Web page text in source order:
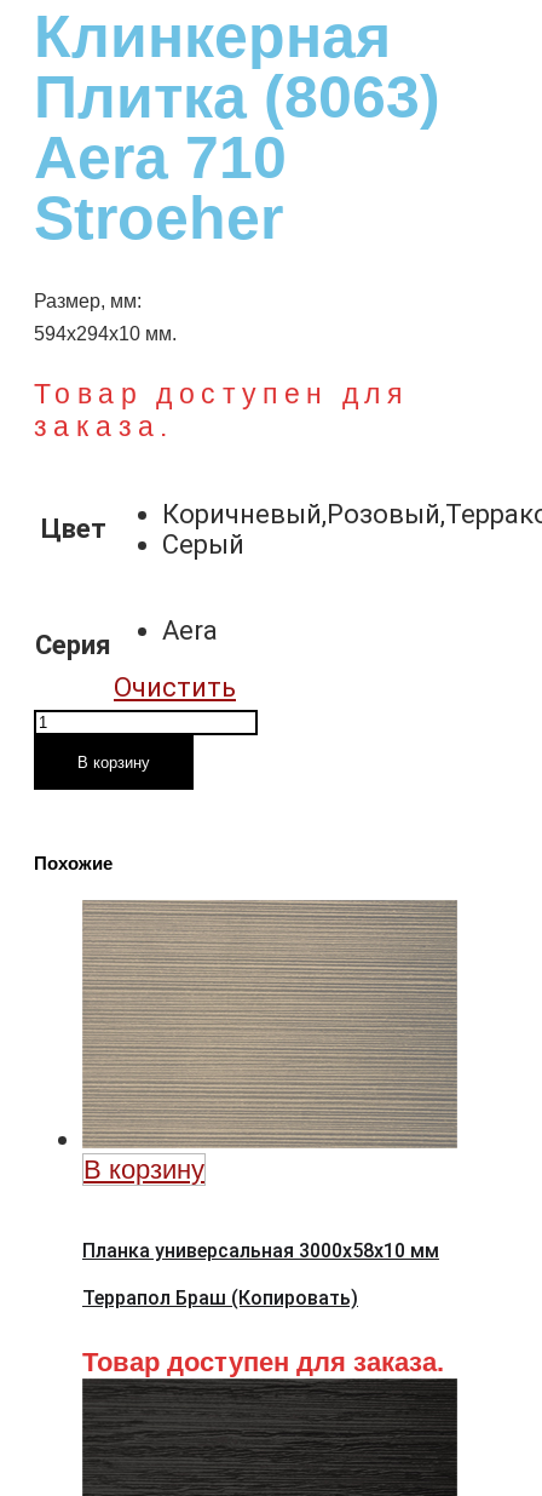
Клинкерная
Плитка (8063)
Aera 710
Stroeher
Размер, мм:
594х294х10 мм.
Товар доступен для
заказа.
Цвет
Серый
Серия
Aera
Очистить
Количество
Клинкерная
Aera
Stroeher
В корзину
Похожие
В корзину
Планка универсальная 3000х58х10 мм
Террапол Браш (Копировать)
Товар доступен для заказа.